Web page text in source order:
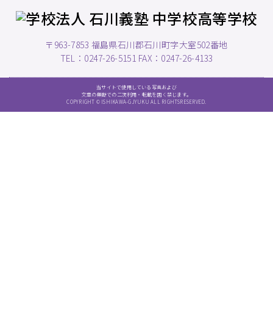
〒963-7853 福島県石川郡石川町字大室502番地
TEL：0247-26-5151 FAX：0247-26-4133
当サイトで使用している写真および
文章の無断での二次利用・転載を固く禁じます。
COPYRIGHT © ISHIKAWA-GJYUKU ALL RIGHTSRESERVED.